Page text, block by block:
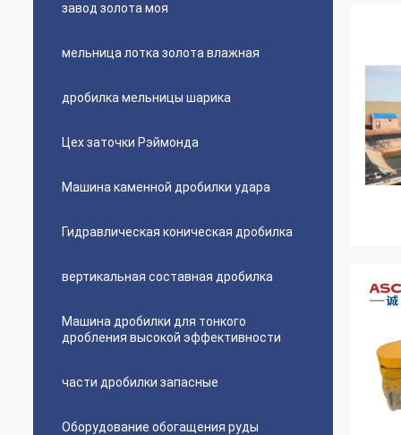
завод золота моя
мельница лотка золота влажная
дробилка мельницы шарика
Цех заточки Рэймонда
Машина каменной дробилки удара
Гидравлическая коническая дробилка
вертикальная составная дробилка
Машина дробилки для тонкого
дробления высокой эффективности
части дробилки запасные
Оборудование обогащения руды